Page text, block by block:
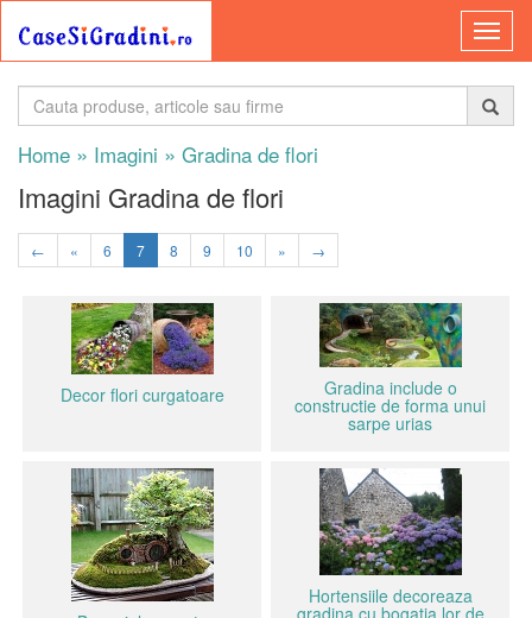
Home » Imagini » Gradina de flori
Imagini Gradina de flori
← « 6 7 8 9 10 » →
Decor flori curgatoare Gradina include o
constructie de forma unui
sarpe urias
Hortensiile decoreaza
gradina cu bogatia lor de